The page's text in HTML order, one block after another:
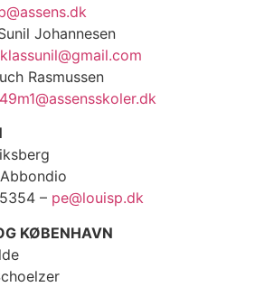
Johannesen
Rasmussen
– pe@louisp.dk
KØBENHAVN